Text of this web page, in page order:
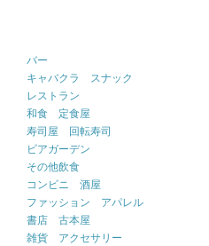
バー
キャバクラ スナック
レストラン
和食 定食屋
寿司屋 回転寿司
ビアガーデン
その他飲食
コンビニ 酒屋
ファッション アパレル
書店 古本屋
雑貨 アクセサリー